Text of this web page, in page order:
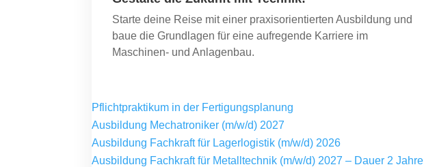
Starte deine Reise mit einer praxisorientierten Ausbildung und
baue die Grundlagen für eine aufregende Karriere im
Maschinen- und Anlagenbau.
Pflichtpraktikum in der Fertigungsplanung
Ausbildung Mechatroniker (m/w/d) 2027
Ausbildung Fachkraft für Lagerlogistik (m/w/d) 2026
Ausbildung Fachkraft für Metalltechnik (m/w/d) 2027 – Dauer 2 Jahre